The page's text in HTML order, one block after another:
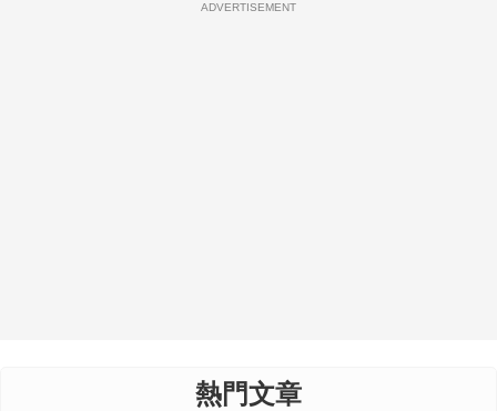
ADVERTISEMENT
熱門文章